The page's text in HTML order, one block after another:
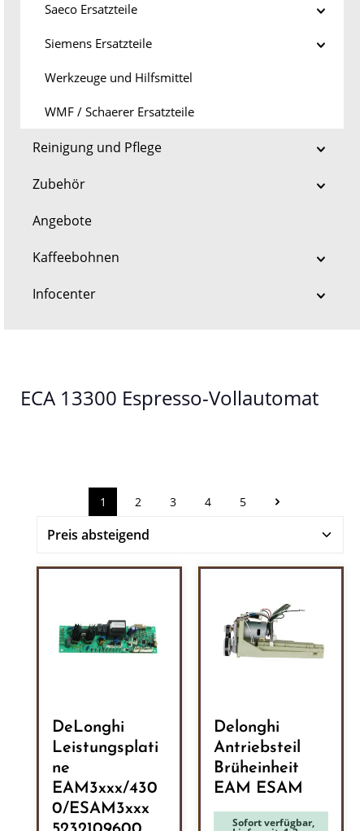
Saeco Ersatzteile
Siemens Ersatzteile
Werkzeuge und Hilfsmittel
WMF / Schaerer Ersatzteile
Reinigung und Pflege
Zubehör
Angebote
Kaffeebohnen
Infocenter
ECA 13300 Espresso-Vollautomat
Seite
1 Seite
2 Seite
3 Seite
4 Seite
5
DeLonghi
Leistungsplati
ne
EAM3xxx/430
0/ESAM3xxx
Delonghi
Antriebsteil
Brüheinheit
EAM ESAM
Sofort verfügbar,